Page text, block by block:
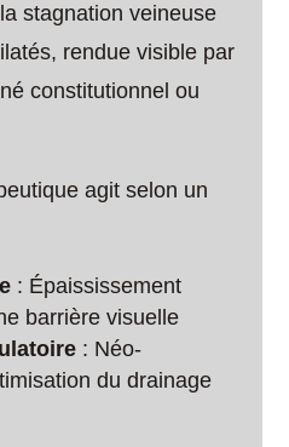
stagnation veineuse
rendue visible par
constitutionnel ou
agit selon un
: Épaississement
barrière visuelle
: Néo-
du drainage